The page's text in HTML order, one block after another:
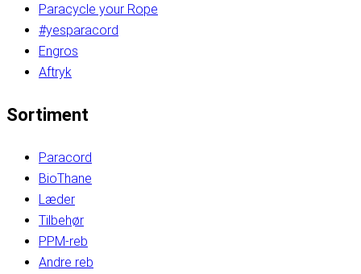
Paracycle your Rope
#yesparacord
Engros
Aftryk
Sortiment
Paracord
BioThane
Læder
Tilbehør
PPM-reb
Andre reb